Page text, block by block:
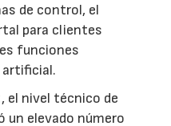
de control, el
para clientes
funciones
artificial.
el nivel técnico de
elevado número